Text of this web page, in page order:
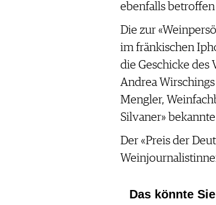
ebenfalls
Die zur
im fränkischen
die Geschicke des
Andrea
Mengler,
Silvaner»
Der «Preis der
Das könnte